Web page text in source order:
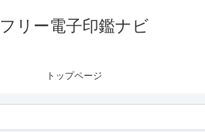
フリー電子印鑑ナビ
トップページ